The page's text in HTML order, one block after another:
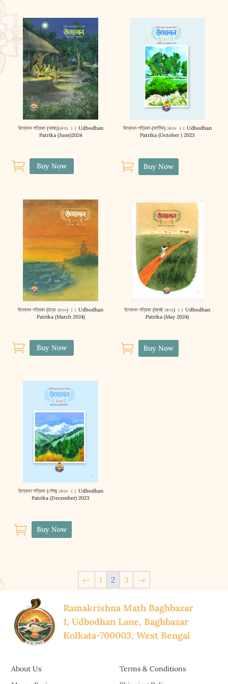
উদ্বোধন পত্রিকা (আষাঢ়)১৪৩১ ।। Udbodhan
Patrika (June)2024
 Buy Now
উদ্বোধন পত্রিকা (কার্তিক) ১৪৩০ ।। Udbodhan
Patrika (October ) 2023
 Buy Now
উদ্বোধন পত্রিকা (চৈত্র ১৪৩০) ।। Udbodhan
Patrika (March 2024)
 Buy Now
উদ্বোধন পত্রিকা (জ্যৈষ্ঠ ১৪৩১) ।। Udbodhan
Patrika (May 2024)
 Buy Now
উদ্বোধন পত্রিকা (পৌষ) ১৪৩০ ।। Udbodhan
Patrika (December) 2023
 Buy Now
← 1 2 3 →
Ramakrishna Math Baghbazar
1, Udbodhan Lane, Baghbazar
Kolkata-700003, West Bengal
About Us
Terms & Conditions